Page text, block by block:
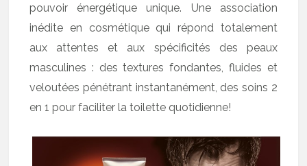
pouvoir énergétique unique. Une association
inédite en cosmétique qui répond totalement
aux attentes et aux spécificités des peaux
masculines : des textures fondantes, fluides et
veloutées pénétrant instantanément, des soins 2
en 1 pour faciliter la toilette quotidienne!